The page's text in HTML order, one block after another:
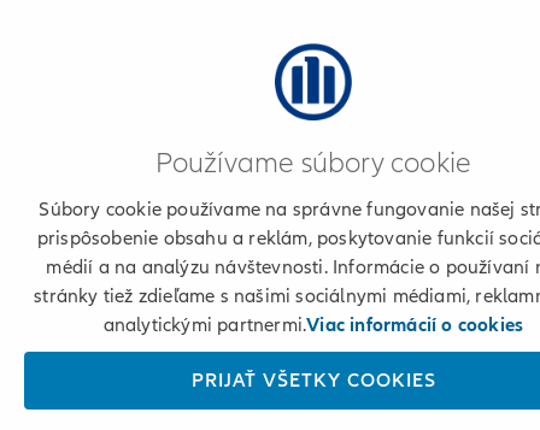
Používame súbory cookie
Súbory cookie používame na správne fungovanie našej
prispôsobenie obsahu a reklám, poskytovanie funkcií
médií a na analýzu návštevnosti. Informácie o používaní
stránky tiež zdieľame s našimi sociálnymi médiami,
analytickými partnermi.Viac informácií o cookies
PRIJAŤ VŠETKY COOKIES